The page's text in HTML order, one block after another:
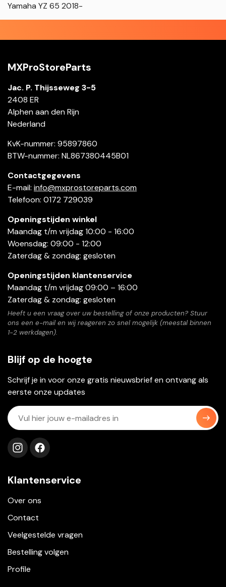
Yamaha YZ 65 2018-
MXProStoreParts
Jac. P. Thijsseweg 3-5
2408 ER
Alphen aan den Rijn
Nederland
KvK-nummer: 95897860
BTW-nummer: NL867380445B01
Contactgegevens
E-mail: info@mxprostoreparts.com
Telefoon: 0172 729039
Openingstijden winkel
Maandag t/m vrijdag 10:00 - 16:00
Woensdag: 09:00 - 12:00
Zaterdag & zondag: gesloten
Openingstijden klantenservice
Maandag t/m vrijdag 09:00 – 16:00
Zaterdag & zondag: gesloten
Heeft u een vraag over uw bestelling of onze producten? Stuur
ons een e-mail en wij reageren zo snel mogelijk (meestal binnen
1-2 werkdagen).
Blijf op de hoogte
Schrijf je in voor onze gratis nieuwsbrief en ontvang als
eerste onze updates
Volg ons op instagram
Volg ons op facebook
Klantenservice
Over ons
Contact
Veelgestelde vragen
Bestelling volgen
Profile